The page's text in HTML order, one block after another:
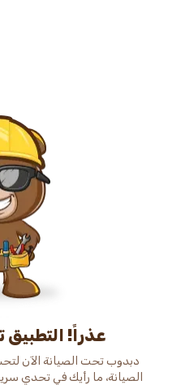
عذراً!
دبدوب تحت الصيانة الآن
الصيانة، ما رأيك في تحدي